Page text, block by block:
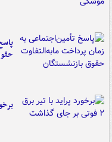
برخورد